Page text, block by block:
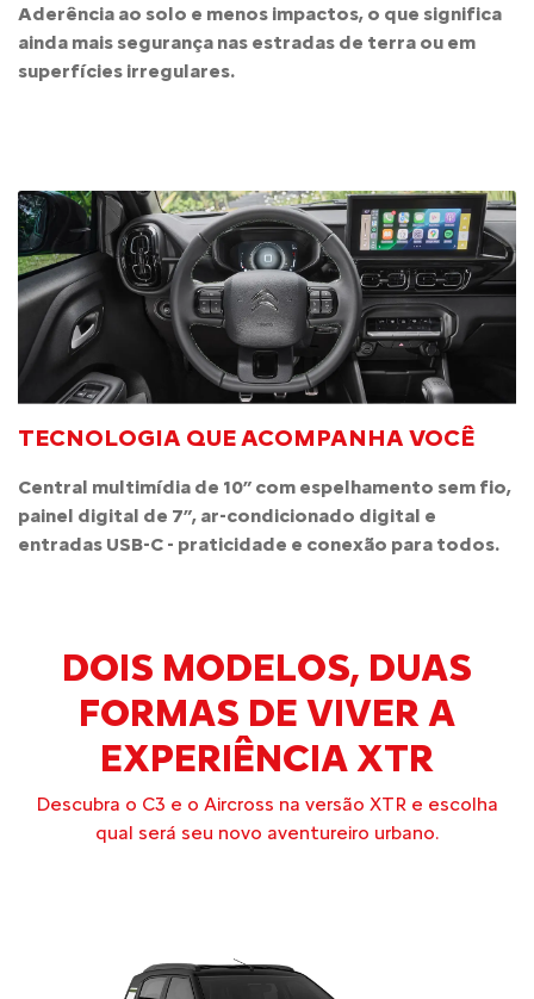
Aderência ao solo e menos impactos, o que significa
ainda mais segurança nas estradas de terra ou em
superfícies irregulares.
TECNOLOGIA QUE ACOMPANHA VOCÊ
Central multimídia de 10” com espelhamento sem fio,
painel digital de 7”, ar-condicionado digital e
entradas USB-C - praticidade e conexão para todos.
DOIS MODELOS, DUAS
FORMAS DE VIVER A
EXPERIÊNCIA XTR
Descubra o C3 e o Aircross na versão XTR e escolha
qual será seu novo aventureiro urbano.